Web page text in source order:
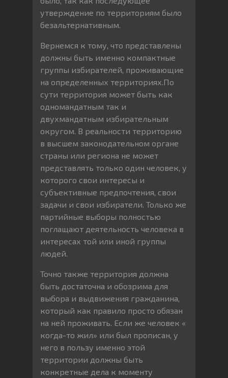
утверждение по территориям было
безальтернативным.
Вернемся к тому, что представлены
должны быть именно компактные
группы избирателей, проживающие
на определенных территориях.По
сути территория может быть как
одномандатным так и
двухмандатным избирательным
округом. В реальности территорию
в высшем законодательном органе
страны или региона не может
представлять только один человек, у
которого свои интересы и
субъективные предпочтения, свои
задачи и свои избиратели. Только же
партийные выборы полностью
поглащают деятельность человека в
интересах той или иной группы
людей.
Точно также территория должна
быть достаточна и обозрима для
выбора и выдвижения гражданина,
который как правило просто обязан
на ней проживать. Если же человек «
когда-то жил» или был прописан, у
него в пользу именно этой
территории должны быть
конкретные дела к моменту